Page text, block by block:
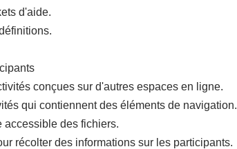
d'aide.
conçues sur d'autres espaces en ligne.
qui contiennent des éléments de navigation.
accessible des fichiers.
récolter des informations sur les participants.